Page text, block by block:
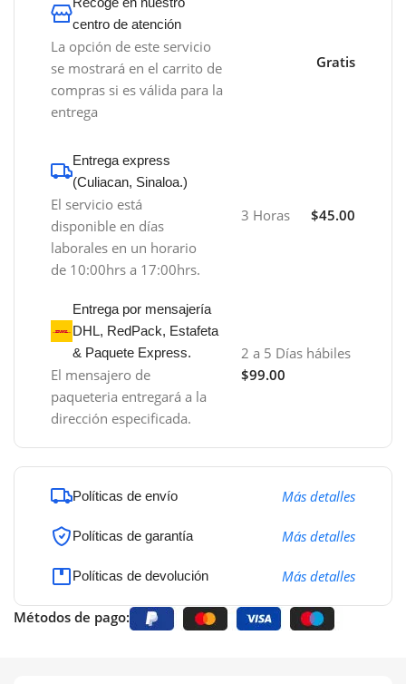
centro de atención
La opción de este servicio
se mostrará en el carrito de
compras si es válida para la
entrega
Gratis
Entrega express
(Culiacan, Sinaloa.)
El servicio está
disponible en días
laborales en un horario
de 10:00hrs a 17:00hrs.
3 Horas $45.00
Entrega por mensajería
DHL, RedPack, Estafeta
& Paquete Express.
El mensajero de
paqueteria entregará a la
dirección especificada.
2 a 5 Días hábiles
$99.00
Políticas de envío Más detalles
Políticas de garantía Más detalles
Políticas de devolución Más detalles
Métodos de pago: